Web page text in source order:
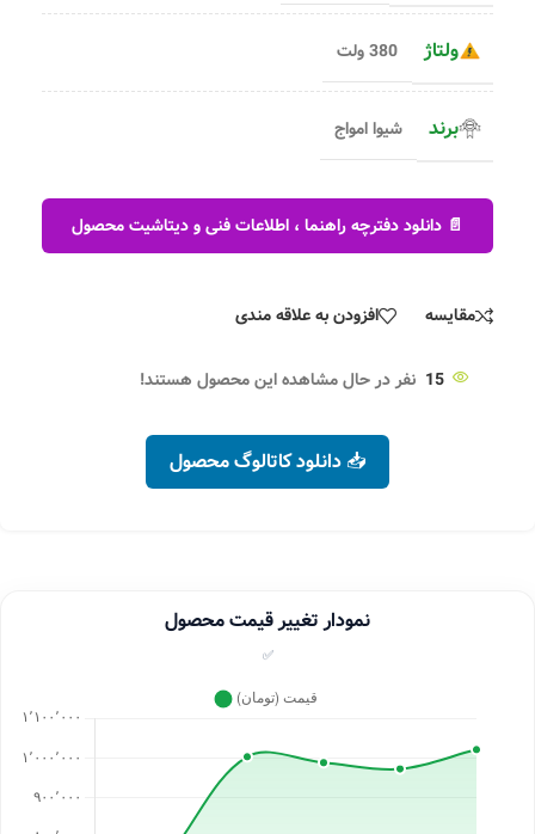
ولتاژ 380 ولت
برند شیوا امواج
📄 دانلود دفترچه راهنما ، اطلاعات فنی و دیتاشیت محصول
مقایسه افزودن به علاقه مندی
15 نفر در حال مشاهده این محصول هستند!
📥 دانلود کاتالوگ محصول
نمودار تغییر قیمت محصول
✅